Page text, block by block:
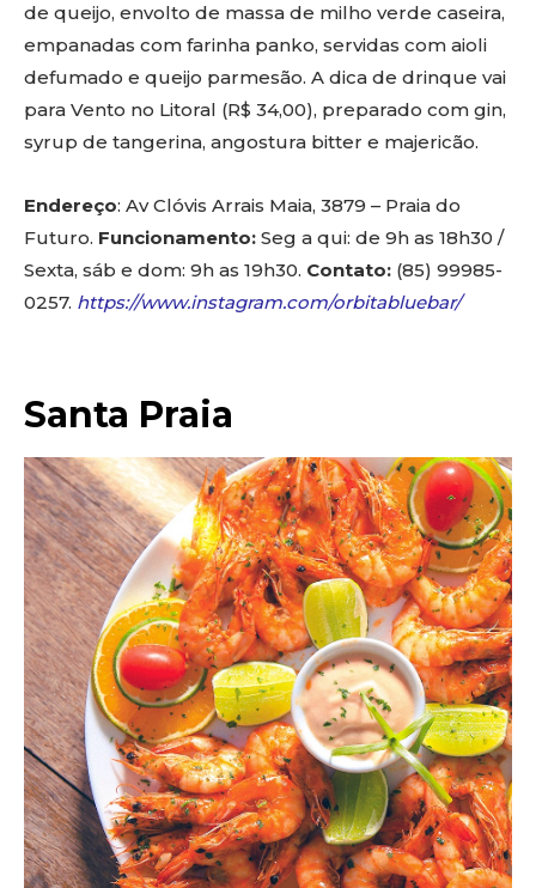
de queijo, envolto de massa de milho verde caseira,
empanadas com farinha panko, servidas com aioli
defumado e queijo parmesão. A dica de drinque vai
para Vento no Litoral (R$ 34,00), preparado com gin,
syrup de tangerina, angostura bitter e majericão.
Endereço: Av Clóvis Arrais Maia, 3879 – Praia do
Futuro. Funcionamento: Seg a qui: de 9h as 18h30 /
Sexta, sáb e dom: 9h as 19h30. Contato: (85) 99985-
0257. https://www.instagram.com/orbitabluebar/
Santa Praia